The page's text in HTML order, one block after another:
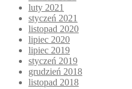
luty 2021
styczeń 2021
listopad 2020
lipiec 2020
lipiec 2019
styczeń 2019
grudzień 2018
listopad 2018